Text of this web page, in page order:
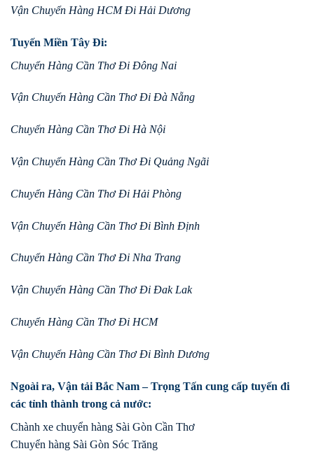
Vận Chuyển Hàng HCM Đi Hải Dương
Tuyến Miền Tây Đi:
Chuyển Hàng Cần Thơ Đi Đông Nai
Vận Chuyển Hàng Cần Thơ Đi Đà Nẵng
Chuyển Hàng Cần Thơ Đi Hà Nội
Vận Chuyển Hàng Cần Thơ Đi Quảng Ngãi
Chuyển Hàng Cần Thơ Đi Hải Phòng
Vận Chuyển Hàng Cần Thơ Đi Bình Định
Chuyển Hàng Cần Thơ Đi Nha Trang
Vận Chuyển Hàng Cần Thơ Đi Đak Lak
Chuyển Hàng Cần Thơ Đi HCM
Vận Chuyển Hàng Cần Thơ Đi Bình Dương
Ngoài ra, Vận tải Bắc Nam – Trọng Tấn cung cấp tuyến đi
các tỉnh thành trong cả nước:
Chành xe chuyển hàng Sài Gòn Cần Thơ
Chuyển hàng Sài Gòn Sóc Trăng